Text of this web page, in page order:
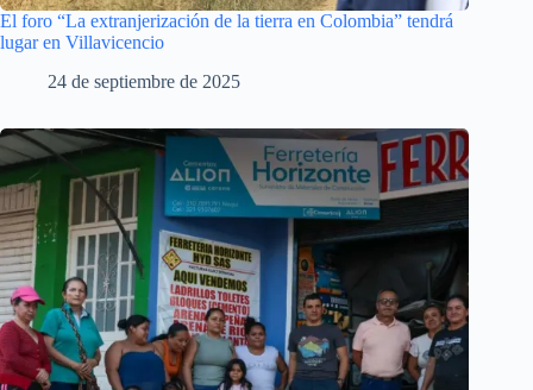
El foro “La extranjerización de la tierra en Colombia” tendrá
lugar en Villavicencio
24 de septiembre de 2025